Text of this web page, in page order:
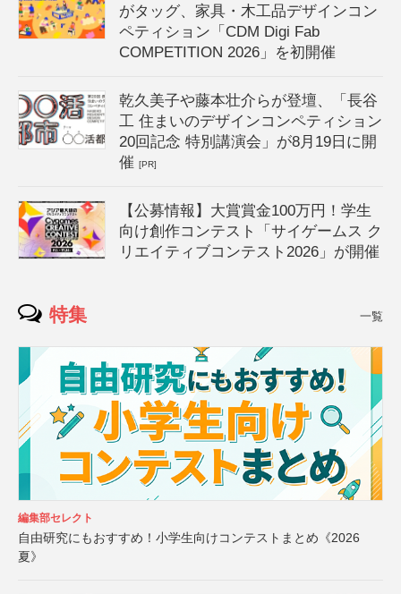
がタッグ、家具・木工品デザインコン
ペティション「CDM Digi Fab
COMPETITION 2026」を初開催
乾久美子や藤本壮介らが登壇、「長谷
工 住まいのデザインコンペティション
20回記念 特別講演会」が8月19日に開
催[PR]
【公募情報】大賞賞金100万円！学生
向け創作コンテスト「サイゲームス ク
リエイティブコンテスト2026」が開催
特集 一覧
編集部セレクト
自由研究にもおすすめ！小学生向けコンテストまとめ《2026
夏》